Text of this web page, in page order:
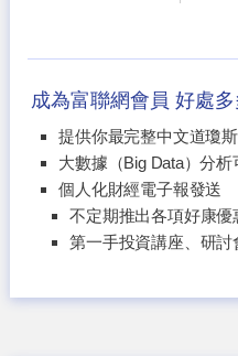
成為富聯網會員 好處多
提供你最完整中文道瓊
大數據（Big Data）分
個人化財經電子報發送
不定期推出各項好康優
第一手投資講座、研